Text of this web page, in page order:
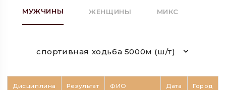
МУЖЧИНЫ ЖЕНЩИНЫ МИКС
спортивная ходьба 5000м (ш/т)
Дисциплина Результат
ФИО
Дата Город